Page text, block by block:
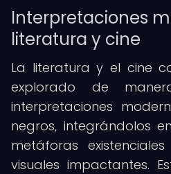
Interpretaciones
literatura y cine
La literatura y el cine
explorado de
interpretaciones
negros, integrándolos
metáforas
visuales impactantes.